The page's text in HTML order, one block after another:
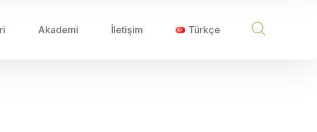
Akademi İletişim Türkçe